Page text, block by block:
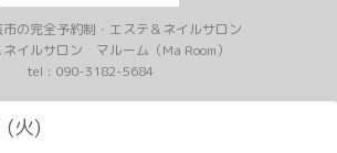
の完全予約制・エステ＆ネイルサロン
イルサロン マルーム（Ma Room）
tel : 090-3182-5684
火)